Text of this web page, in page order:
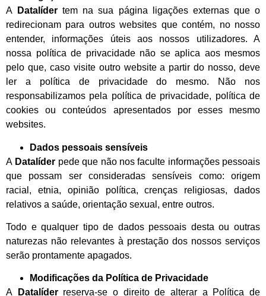
A
Datalíder tem na sua página ligações externas que o
redirecionam para outros websites que contém, no nosso
entender, informações úteis aos nossos utilizadores. A
nossa política de privacidade não se aplica aos mesmos
pelo que, caso visite outro website a partir do nosso, deve
ler a política de privacidade do mesmo. Não nos
responsabilizamos pela política de privacidade, política de
cookies ou conteúdos apresentados por esses mesmo
websites.
Dados pessoais sensíveis
A Datalíder pede que não nos faculte informações pessoais
que possam ser consideradas sensíveis como: origem
racial, etnia, opinião política, crenças religiosas, dados
relativos a saúde, orientação sexual, entre outros.
Todo e qualquer tipo de dados pessoais desta ou outras
naturezas não relevantes à prestação dos nossos serviços
serão prontamente apagados.
Modificações da Política de Privacidade
A
Datalíderreserva-se o direito de alterar a Política de